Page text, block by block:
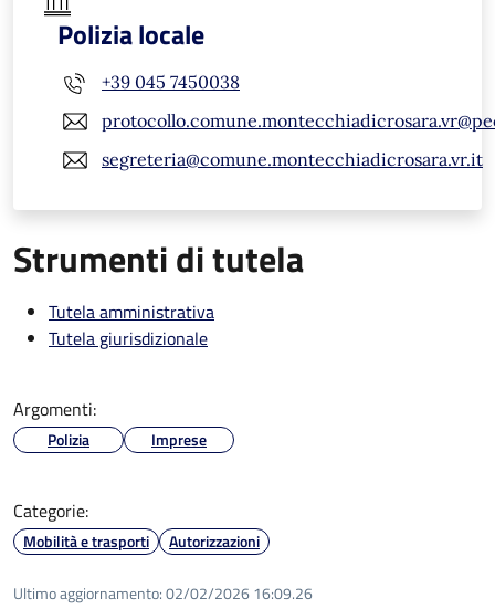
Polizia locale
+39 045 7450038
segreteria@comune.montecchiadicrosara.vr.it
Strumenti di tutela
Tutela amministrativa
Tutela giurisdizionale
Argomenti:
Polizia Imprese
Categorie:
Mobilità e trasporti Autorizzazioni
Ultimo aggiornamento:02/02/2026 16:09.26